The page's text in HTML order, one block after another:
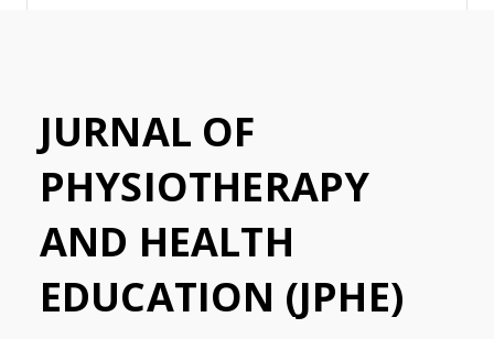
K
e
s
e
a
JURNAL OF
PHYSIOTHERAPY
AND HEALTH
EDUCATION (JPHE)